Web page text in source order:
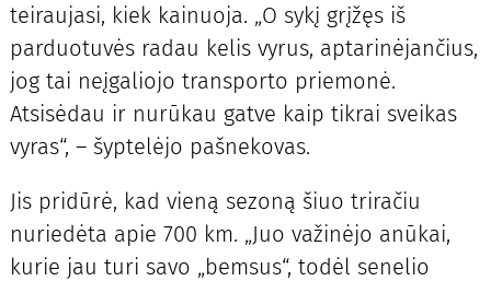
teiraujasi, kiek kainuoja. „O sykį grįžęs iš
parduotuvės radau kelis vyrus, aptarinėjančius,
jog tai neįgaliojo transporto priemonė.
Atsisėdau ir nurūkau gatve kaip tikrai sveikas
vyras“, – šyptelėjo pašnekovas.
Jis pridūrė, kad vieną sezoną šiuo triračiu
nuriedėta apie 700 km. „Juo važinėjo anūkai,
kurie jau turi savo „bemsus“, todėl senelio